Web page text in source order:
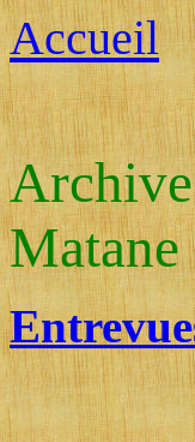
Accueil
Matane